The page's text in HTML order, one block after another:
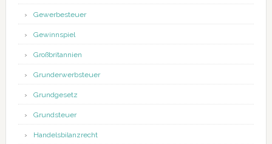
Gewerbesteuer
Gewinnspiel
Großbritannien
Grunderwerbsteuer
Grundgesetz
Grundsteuer
Handelsbilanzrecht